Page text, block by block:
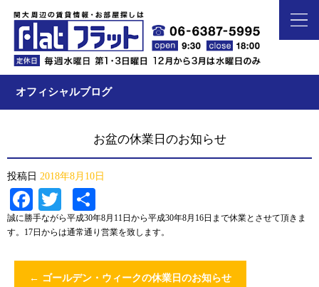
オフィシャルブログ
お盆の休業日のお知らせ
投稿日 2018年8月10日
Facebook
Twitter
有
誠に勝手ながら平成30年8月11日から平成30年8月16日まで休業とさせて頂きま
す。17日からは通常通り営業を致します。
← ゴールデン・ウィークの休業日のお知らせ